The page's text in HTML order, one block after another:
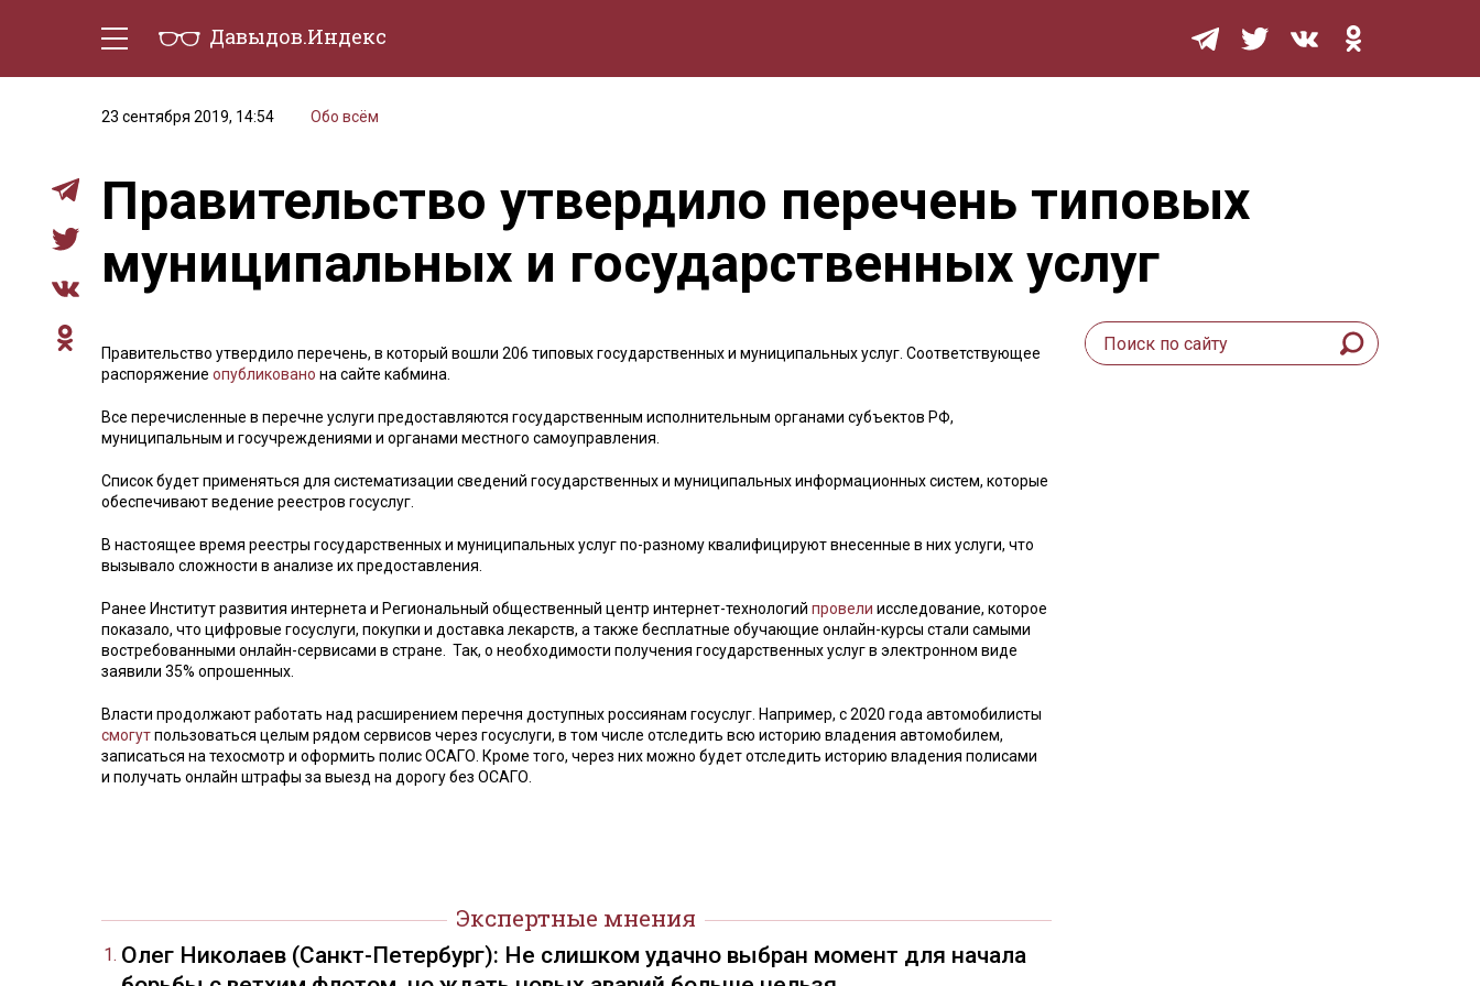
Давыдов.Индекс
23 сентября 2019, 14:54
Обо всём
Правительство утвердило перечень типовых
муниципальных и государственных услуг
Правительство утвердило перечень, в который вошли 206 типовых государственных и муниципальных услуг. Соответствующее
распоряжение опубликовано на сайте кабмина.
Все перечисленные в перечне услуги предоставляются государственным исполнительным органами субъектов РФ,
муниципальным и госучреждениями и органами местного самоуправления.
Список будет применяться для систематизации сведений государственных и муниципальных информационных систем, которые
обеспечивают ведение реестров госуслуг.
В настоящее время реестры государственных и муниципальных услуг по-разному квалифицируют внесенные в них услуги, что
вызывало сложности в анализе их предоставления.
Ранее Институт развития интернета и Региональный общественный центр интернет-технологий провели исследование, которое
показало, что цифровые госуслуги, покупки и доставка лекарств, а также бесплатные обучающие онлайн-курсы стали самыми
востребованными онлайн-сервисами в стране. Так, о необходимости получения государственных услуг в электронном виде
заявили 35% опрошенных.
Власти продолжают работать над расширением перечня доступных россиянам госуслуг. Например, с 2020 года автомобилисты
смогутпользоваться целым рядом сервисов через госуслуги, в том числе отследить всю историю владения автомобилем,
записаться на техосмотр и оформить полис ОСАГО. Кроме того, через них можно будет отследить историю владения полисами
и получать онлайн штрафы за выезд на дорогу без ОСАГО.
Экспертные мнения
Олег Николаев (Санкт-Петербург): Не слишком удачно выбран момент для начала